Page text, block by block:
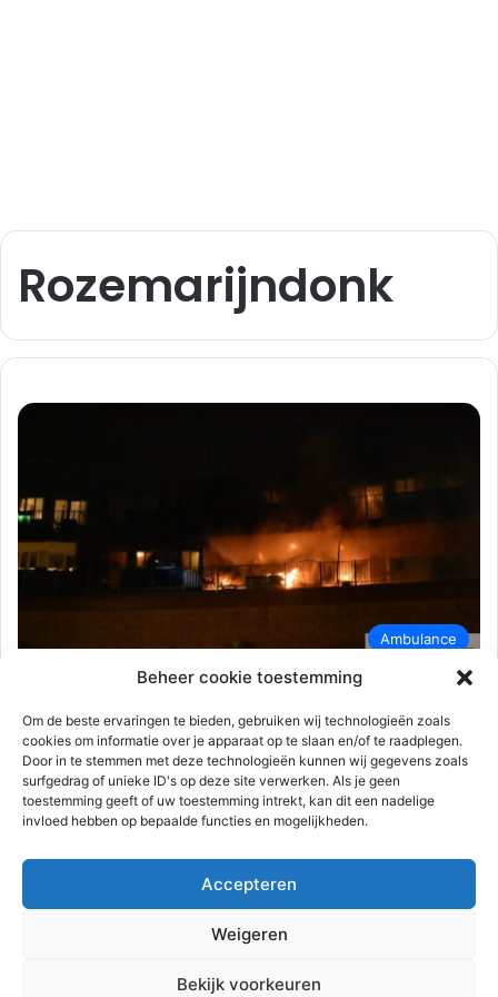
Beheer cookie toestemming
Om de beste ervaringen te bieden, gebruiken wij technologieën zoals
cookies om informatie over je apparaat op te slaan en/of te raadplegen.
Door in te stemmen met deze technologieën kunnen wij gegevens zoals
surfgedrag of unieke ID's op deze site verwerken. Als je geen
toestemming geeft of uw toestemming intrekt, kan dit een nadelige
invloed hebben op bepaalde functies en mogelijkheden.
Accepteren
Weigeren
Bekijk voorkeuren
Rozemarijndonk
Ambulance
18 december 2023 0 2.497
Flinke vlammen bij brand op balkon
woning | Rozemarijndonk Spijkenisse
Spijkenisse – Op het balkon van een flatwoning aan de
Rozemarijndonk is maandagavond 18 december brand